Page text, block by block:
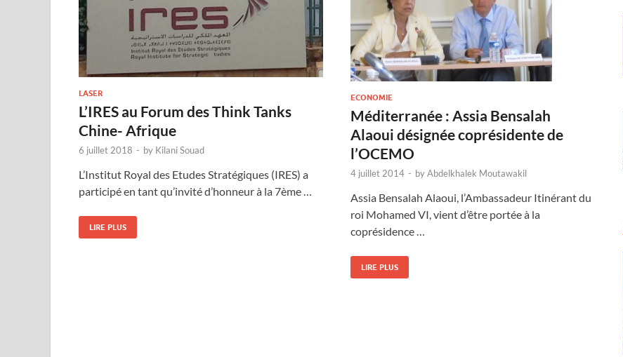
LASER
L’IRES au Forum des Think Tanks
Chine- Afrique
6 juillet 2018 - by Kilani Souad
L’Institut Royal des Etudes Stratégiques (IRES) a
participé en tant qu’invité d’honneur à la 7ème …
LIRE PLUS
ECONOMIE
Méditerranée : Assia Bensalah
Alaoui désignée coprésidente de
l’OCEMO
4 juillet 2014 - byAbdelkhalek Moutawakil
Assia Bensalah Alaoui, l’Ambassadeur Itinérant du
roi Mohamed VI, vient d’être portée à la
coprésidence …
LIRE PLUS